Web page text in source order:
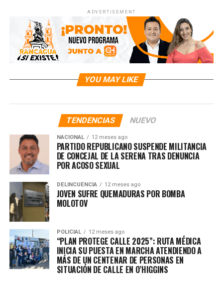
ADVERTISEMENT
YOU MAY LIKE
TENDENCIAS NUEVO
NACIONAL 12 meses ago
PARTIDO REPUBLICANO SUSPENDE MILITANCIA
DE CONCEJAL DE LA SERENA TRAS DENUNCIA
POR ACOSO SEXUAL
DELINCUENCIA 12 meses ago
JOVEN SUFRE QUEMADURAS POR BOMBA
MOLOTOV
POLICIAL 12 meses ago
“PLAN PROTEGE CALLE 2025”: RUTA MÉDICA
INICIA SU PUESTA EN MARCHA ATENDIENDO A
MÁS DE UN CENTENAR DE PERSONAS EN
SITUACIÓN DE CALLE EN O’HIGGINS